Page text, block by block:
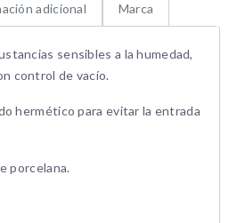
adicional Marca
sensibles a la humedad,
control de vacío.
hermético para evitar la entrada
porcelana.